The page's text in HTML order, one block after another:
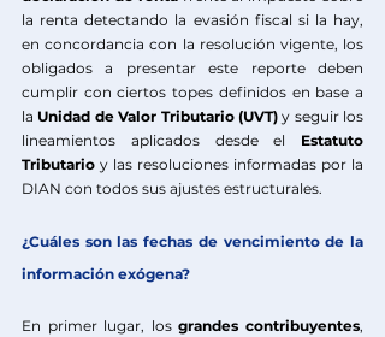
la renta detectando la evasión fiscal si la hay,
en concordancia con la resolución vigente, los
obligados a presentar este reporte deben
cumplir con ciertos topes definidos en base a
la Unidad de Valor Tributario (UVT) y seguir los
lineamientos aplicados desde el Estatuto
Tributario y las resoluciones informadas por la
DIAN con todos sus ajustes estructurales.
¿Cuáles son las fechas de vencimiento de la
información exógena?
En primer lugar, los grandes contribuyentes,